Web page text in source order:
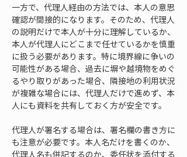
一方で、代理人経由の方法では、本人の意思
確認が間接的になります。そのため、代理人
の説明だけで本人が十分に理解しているか、
本人が代理人にどこまで任せているかを慎重
に扱う必要があります。特に境界線に争いの
可能性がある場合、過去に塀や越境物をめぐ
るやり取りがあった場合、隣接地の利用状況
が複雑な場合には、代理人だけで進めず、本
人にも資料を共有しておく方が安全です。
代理人が署名する場合は、署名欄の書き方に
も注意が必要です。本人名だけを書くのか、
代理人名も併記するのか、委任状を添付する